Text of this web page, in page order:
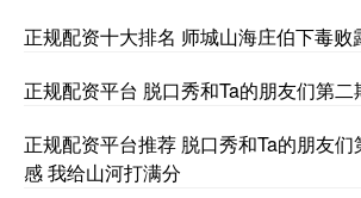
正规配资十大排名 师城山海庄伯下毒败
正规配资平台 脱口秀和Ta的朋友们第
正规配资平台推荐 脱口秀和Ta的朋友
感 我给山河打满分